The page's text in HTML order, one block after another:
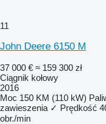
11
John Deere 6150 M
37 000 € ≈ 159 300 zł
Ciągnik kołowy
2016
Moc 150 KM (110 kW)
zawieszenia ✓ Prędkość
obr./min